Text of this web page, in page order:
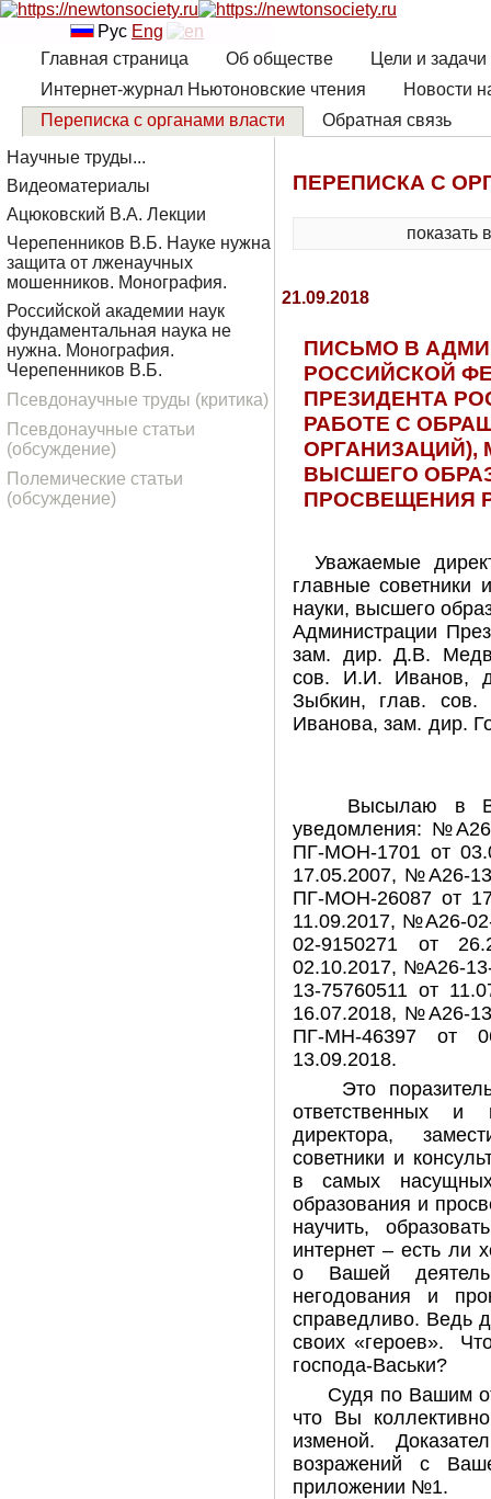
Рус Eng
Главная страница
Об обществе
Цели и
Интернет-журнал Ньютоновские чтения
Новости
Переписка с органами власти
Обратная связь
ПЕРЕПИСКА С
показать
21.09.2018
ПИСЬМО В
РОССИЙСКОЙ
ПРЕЗИДЕНТА
РАБОТЕ С
ОРГАНИЗАЦИЙ),
ВЫСШЕГО
ПРОСВЕЩЕНИЯ
Уважаемые
главные советники
науки, высшего
Администрации
зам. дир. Д.В.
сов. И.И. Иванов,
Зыбкин, глав. сов.
Иванова, зам. дир.
Высылаю в
уведомления:
ПГ-МОН-1701 от
17.05.2007, №А26-
ПГ-МОН-26087 от
11.09.2017, №А26-
02-9150271 от
02.10.2017, №А26-
13-75760511 от
16.07.2018, №А26-
ПГ-МН-46397 от
13.09.2018.
Это
ответственных и
директора,
советники и
в самых
образования и
научить,
интернет – есть ли
о Вашей
негодования и
справедливо. Ведь
своих «героев».
господа-Васьки?
Судя по Вашим
что Вы
изменой.
возражений с
приложении №1.
Научные труды...
Видеоматериалы
Ацюковский В.А. Лекции
Черепенников В.Б. Науке нужна
защита от лженаучных
мошенников. Монография.
Российской академии наук
фундаментальная наука не
нужна. Монография.
Черепенников В.Б.
Псевдонаучные труды (критика)
Псевдонаучные статьи
(обсуждение)
Полемические статьи
(обсуждение)